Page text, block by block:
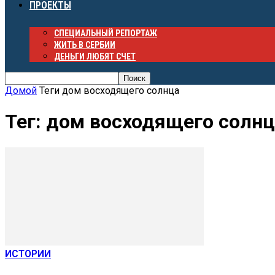
ПРОЕКТЫ
СПЕЦИАЛЬНЫЙ РЕПОРТАЖ
ЖИТЬ В СЕРБИИ
ДЕНЬГИ ЛЮБЯТ СЧЕТ
Домой Теги дом восходящего солнца
Тег: дом восходящего
ИСТОРИИ